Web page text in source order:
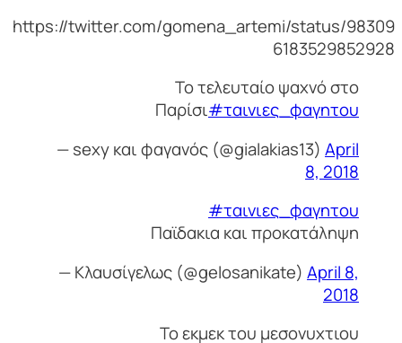
https://twitter.com/gomena_artemi/status/98309
6183529852928
Το τελευταίο ψαχνό στο
Παρίσι#ταινιες_φαγητου
— sexy και φαγανός (@gialakias13) April
8, 2018
#ταινιες_φαγητου
Παϊδακια και προκατάληψη
— Κλαυσίγελως (@gelosanikate) April 8,
2018
Το εκμεκ του μεσονυχτιου